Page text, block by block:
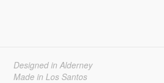
Designed in Alderney
Made in Los Santos